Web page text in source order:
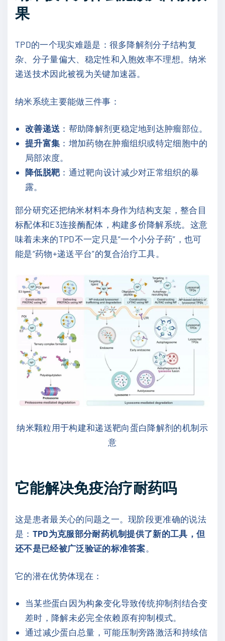
果
TPD的一个现实难题是：很多降解剂分子结构复
杂、分子量偏大、稳定性和入胞效率不理想。纳米
递送技术因此被视为关键加速器。
纳米系统主要能做三件事：
改善递送 ：帮助降解剂更稳定地到达肿瘤部位。
提升富集 ：增加药物在肿瘤组织或特定细胞中的
局部浓度。
降低脱靶 ：通过靶向设计减少对正常组织的暴
露。
部分研究还把纳米材料本身作为结构支架，整合目
标配体和E3连接酶配体，构建多价降解系统。这意
味着未来的TPD不一定只是“一个小分子药”，也可
能是“药物+递送平台”的复合治疗工具。
纳米颗粒用于构建和递送靶向蛋白降解剂的机制示
意
它能解决免疫治疗耐药吗
这是患者最关心的问题之一。现阶段更准确的说法
是： TPD为克服部分耐药机制提供了新的工具，但
还不是已经被广泛验证的标准答案。
它的潜在优势体现在：
当某些蛋白因为构象变化导致传统抑制剂结合变
差时，降解未必完全依赖原有抑制模式。
通过减少蛋白总量，可能压制旁路激活和持续信